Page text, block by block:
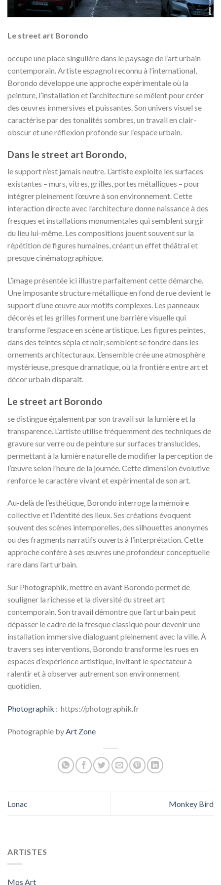
ARTISTES
Mos Art
Le street art Borondo
occupe une place singulière dans le paysage de l’art urbain
contemporain. Artiste espagnol reconnu à l’international,
Borondo développe une approche expérimentale où la
peinture, l’installation et l’architecture se mêlent pour créer
des œuvres immersives et puissantes. Son univers visuel se
caractérise par des tonalités sombres, un travail en clair-
obscur et une réflexion profonde sur l’espace urbain.
Dans le street art Borondo,
le support n’est jamais neutre. L’artiste exploite les surfaces
existantes – murs, vitres, grilles, portes métalliques – pour
intégrer pleinement l’œuvre à son environnement. Cette
interaction directe avec l’architecture donne naissance à des
fresques et installations monumentales qui semblent surgir
du lieu lui-même. Les compositions jouent souvent sur la
répétition de figures humaines, créant un effet théâtral et
presque cinématographique.
L’image présentée ici illustre parfaitement cette démarche.
Une imposante structure métallique en fond de rue devient le
support d’une œuvre aux motifs complexes. Les panneaux
décorés et les grilles forment une barrière visuelle qui
transforme l’espace en scène artistique. Les figures peintes,
dans des teintes sépia et noir, semblent se fondre dans les
ornements architecturaux. L’ensemble crée une atmosphère
mystérieuse, presque dramatique, où la frontière entre art et
décor urbain disparaît.
Le street art Borondo
se distingue également par son travail sur la lumière et la
transparence. L’artiste utilise fréquemment des techniques de
gravure sur verre ou de peinture sur surfaces translucides,
permettant à la lumière naturelle de modifier la perception de
l’œuvre selon l’heure de la journée. Cette dimension évolutive
renforce le caractère vivant et expérimental de son art.
Au-delà de l’esthétique, Borondo interroge la mémoire
collective et l’identité des lieux. Ses créations évoquent
souvent des scènes intemporelles, des silhouettes anonymes
ou des fragments narratifs ouverts à l’interprétation. Cette
approche confère à ses œuvres une profondeur conceptuelle
rare dans l’art urbain.
Sur Photographik, mettre en avant Borondo permet de
souligner la richesse et la diversité du street art
contemporain. Son travail démontre que l’art urbain peut
dépasser le cadre de la fresque classique pour devenir une
installation immersive dialoguant pleinement avec la ville. À
travers ses interventions, Borondo transforme les rues en
espaces d’expérience artistique, invitant le spectateur à
ralentir et à observer autrement son environnement
quotidien.
Photographik : https://photographik.fr
Photographie byArt Zone
Lonac Monkey Bird